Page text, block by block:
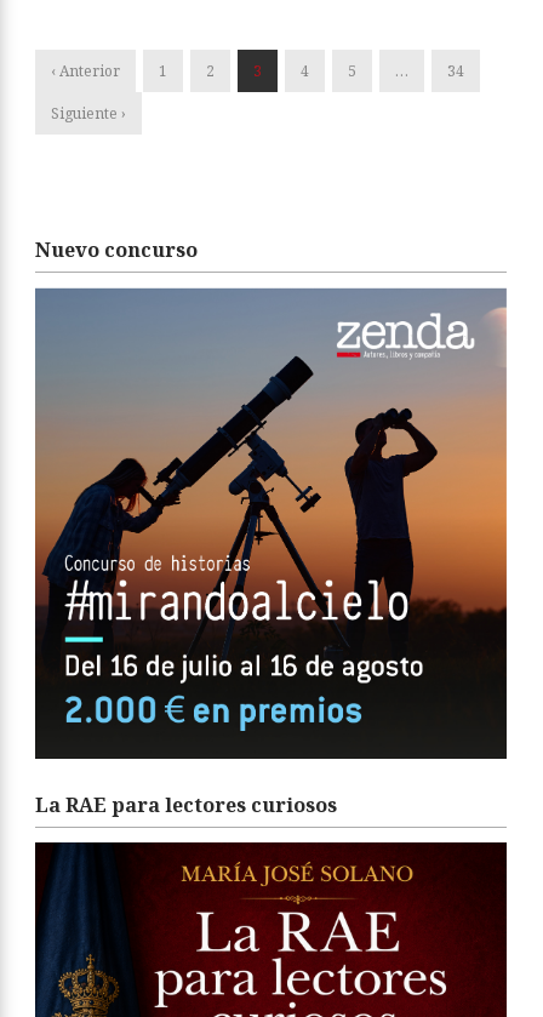
‹ Anterior 1 2 3 4 5 … 34
Siguiente ›
Nuevo concurso
La RAE para lectores curiosos